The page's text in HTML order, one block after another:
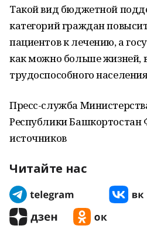
Такой вид бюджетной
категорий граждан
пациентов к лечению, а
как можно больше жизней,
трудоспособного
Пресс-служба
Республики Башкортостан
источников
Читайте нас